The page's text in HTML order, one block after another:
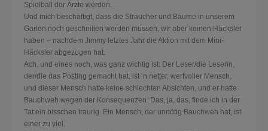
Spielball der Ärzte werden.
Und mich beschäftigt, dass die Sträucher und Bäume in unserem
Garten noch geschnitten werden müssen, wir aber keinen Häcksler
haben – nachdem Jimmy letztes Jahr die Aktion mit dem Mini-
Häcksler abgezogen hat.
Ach, und eines noch, was ganz wichtig ist: Der Leser/die Leserin,
der/die das Posting gemacht hat, ist ’n netter, wertvoller Mensch,
und dieser Mensch hatte keine schlechten Absichten, und er hatte
Bauchweh wegen der Konsequenzen. Das, ja, das, finde ich in der
Tat ein bisschen traurig. Ein Mensch, der unnötig Bauchweh hat, ist
einer zu viel.